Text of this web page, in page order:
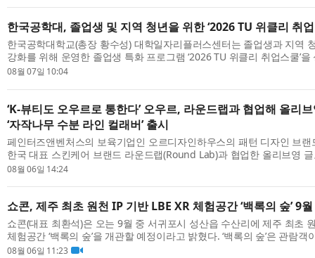
한국공학대, 졸업생 및 지역 청년을 위한 ‘2026 TU 위클리 취
한국공학대학교(총장 황수성) 대학일자리플러스센터는 졸업생과 지역
강화를 위해 운영한 졸업생 특화 프로그램 ‘2026 TU 위클리 취업스쿨’​
했다. 이번 프로그램은 지난 6월 1일부...
08월 07일 10:04
‘K-뷰티도 오우르로 통한다’ 오우르, 라운드랩과 협업해 올리
‘자작나무 수분 라인 컬래버’ 출시
페인터즈앤벤처스의 보육기업인 오르디자인하우스의 패턴 디자인 브랜
한국 대표 스킨케어 브랜드 라운드랩(Round Lab)과 협업한 올리브영
US) 한정판 컬렉션을 선보인다. 이번 협업...
08월 06일 14:24
쇼콘, 제주 최초 원천 IP 기반 LBE XR 체험공간 ‘백록의 숲’ 9
쇼콘(대표 최환석)은 오는 9월 중 서귀포시 성산읍 수산리에 제주 최초
체험공간 ‘백록의 숲’을 개관할 예정이라고 밝혔다. ‘백록의 숲’은 관람
데 머무르지 않고, VR HMD를 착용...
08월 06일 11:23